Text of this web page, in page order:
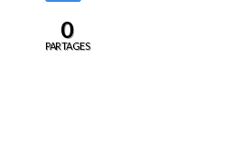
0
PARTAGES